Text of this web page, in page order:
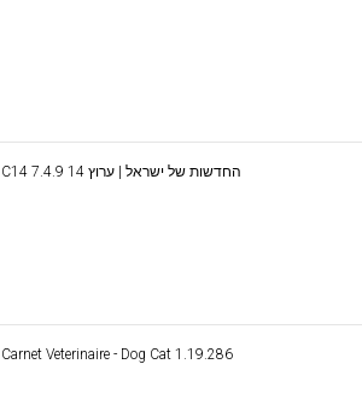
C14 החדשות של ישראל | ערוץ 14 7.4.9
Carnet Veterinaire - Dog Cat 1.19.286